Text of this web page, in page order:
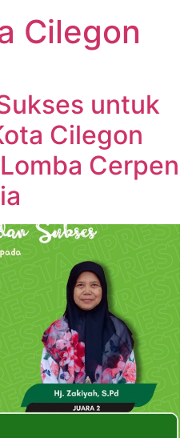
Cilegon
untuk
Cilegon
Cerpen